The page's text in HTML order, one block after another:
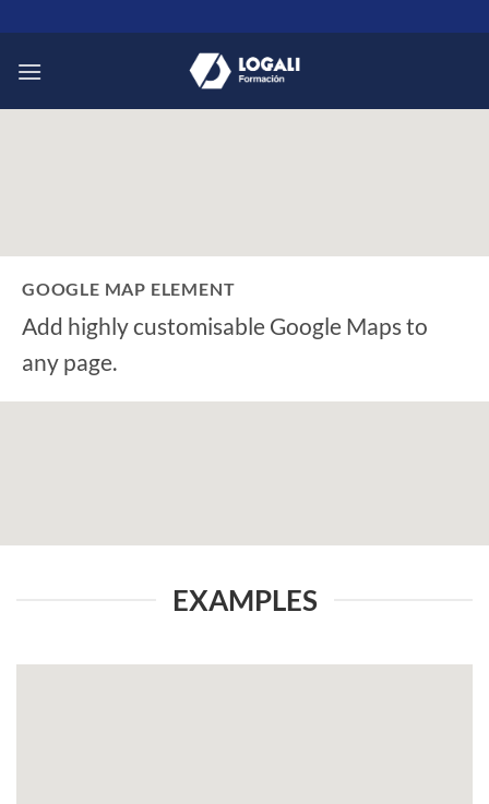
al
contenido
GOOGLE MAP ELEMENT
Add highly customisable Google Maps to
any page.
EXAMPLES